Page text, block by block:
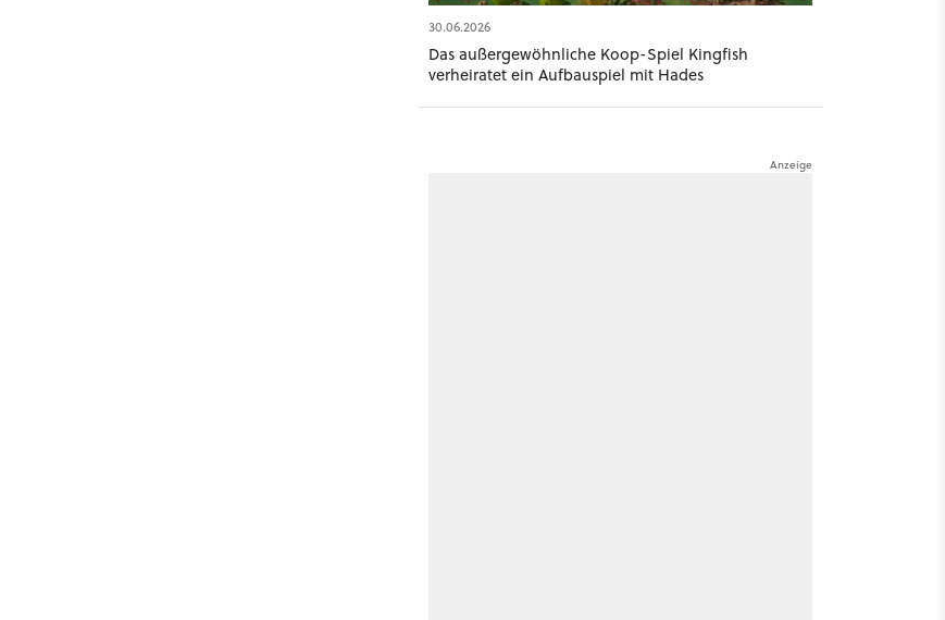
30.06.2026
Das außergewöhnliche Koop-Spiel Kingfish
verheiratet ein Aufbauspiel mit Hades